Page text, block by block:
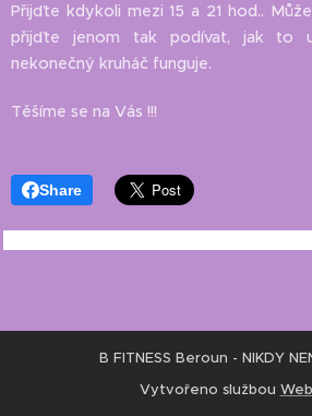
Přijďte kdykoli mezi 15 a 21 hod..
přijďte jenom tak podívat, jak to
nekonečný kruháč funguje.
Těšíme se na Vás !!!
Share
B FITNESS Beroun - NIKDY
Vytvořeno službou